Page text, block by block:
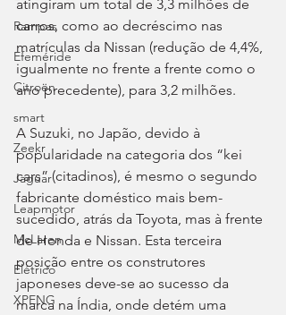
Rampas
Efeméride
Citroën
smart
Zeekr
Jaguar
Leapmotor
McLaren
Elétrico
XPENG
atingiram um total de 3,3 milhões de
carros, como ao decréscimo nas
matrículas da Nissan (redução de 4,4%,
igualmente no frente a frente como o
ano precedente), para 3,2 milhões.
A Suzuki, no Japão, devido à
popularidade na categoria dos “kei
cars” (citadinos), é mesmo o segundo
fabricante doméstico mais bem-
sucedido, atrás da Toyota, mas à frente
de Honda e Nissan. Esta terceira
posição entre os construtores
japoneses deve-se ao sucesso da
marca na Índia, onde detém uma